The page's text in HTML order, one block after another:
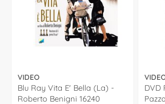
VIDEO
Blu Ray Vita E' Bella (La) -
Roberto Benigni 16240
DVD